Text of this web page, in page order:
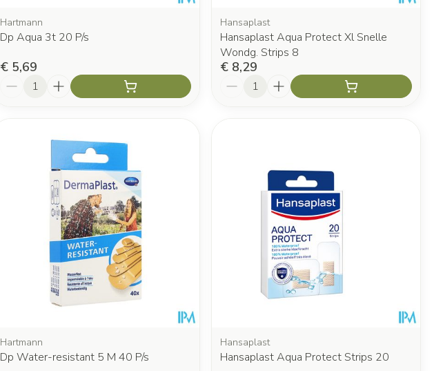
Hartmann
Dp Aqua 3t 20 P/s
€ 5,69
Aantal
Hansaplast
Hansaplast Aqua Protect Xl Snelle
Wondg. Strips 8
€ 8,29
Aantal
Hartmann
Dp Water-resistant 5 M 40 P/s
Hansaplast
Hansaplast Aqua Protect Strips 20